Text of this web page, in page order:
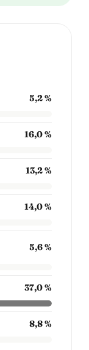
5,2 %
16,0 %
13,2 %
14,0 %
5,6 %
37,0 %
8,8 %